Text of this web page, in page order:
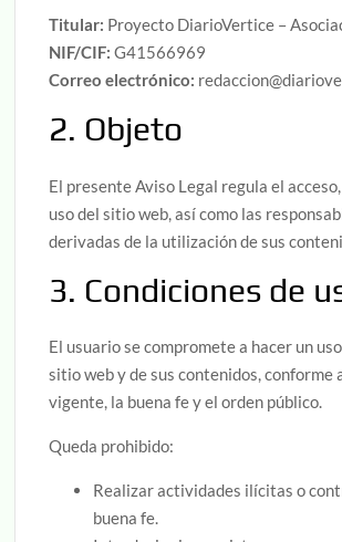
Titular: Proyecto DiarioVertice –
NIF/CIF: G41566969
Correo electrónico:
2. Objeto
El presente Aviso Legal regula el
uso del sitio web, así como las
derivadas de la utilización de sus
3. Condiciones de
El usuario se compromete a hacer un
sitio web y de sus contenidos, conforme
vigente, la buena fe y el orden público.
Queda prohibido:
Realizar actividades ilícitas o
buena fe.